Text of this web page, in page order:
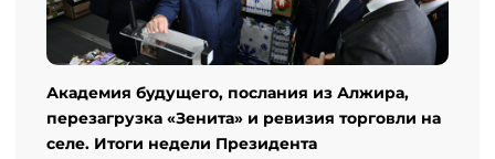
Академия будущего, послания из Алжира,
перезагрузка «Зенита» и ревизия торговли на
селе. Итоги недели Президента